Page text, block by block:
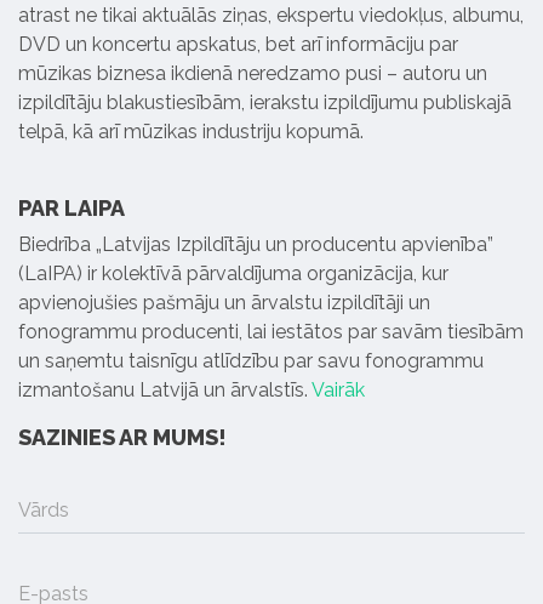
atrast ne tikai aktuālās ziņas, ekspertu viedokļus, albumu,
DVD un koncertu apskatus, bet arī informāciju par
mūzikas biznesa ikdienā neredzamo pusi – autoru un
izpildītāju blakustiesībām, ierakstu izpildījumu publiskajā
telpā, kā arī mūzikas industriju kopumā.
PAR LAIPA
Biedrība „Latvijas Izpildītāju un producentu apvienība”
(LaIPA) ir kolektīvā pārvaldījuma organizācija, kur
apvienojušies pašmāju un ārvalstu izpildītāji un
fonogrammu producenti, lai iestātos par savām tiesībām
un saņemtu taisnīgu atlīdzību par savu fonogrammu
izmantošanu Latvijā un ārvalstīs. Vairāk
SAZINIES AR MUMS!
Vārds
E-pasts